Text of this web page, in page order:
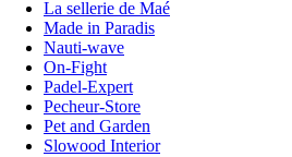
La sellerie de Maé
Made in Paradis
Nauti-wave
On-Fight
Padel-Expert
Pecheur-Store
Pet and Garden
Slowood Interior